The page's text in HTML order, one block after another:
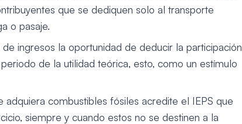
que se dediquen solo al transporte
o pasaje.
ingresos la oportunidad de deducir la participación
de la utilidad teórica, esto, como un estímulo
adquiera combustibles fósiles acredite el IEPS que
siempre y cuando estos no se destinen a la